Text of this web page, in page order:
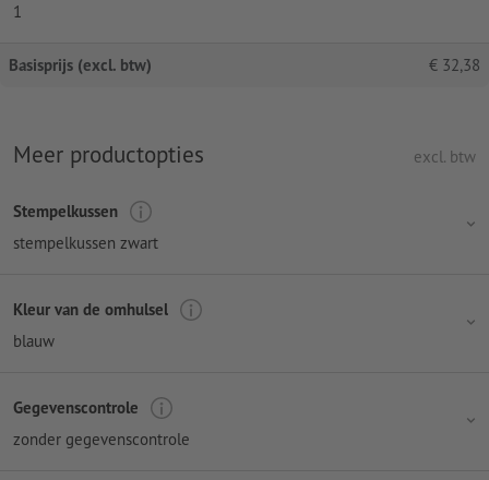
1
Basisprijs (excl. btw) € 32,38
Meer productopties excl. btw
Stempelkussen
stempelkussen zwart
Kleur van de omhulsel
blauw
Gegevenscontrole
zonder gegevenscontrole